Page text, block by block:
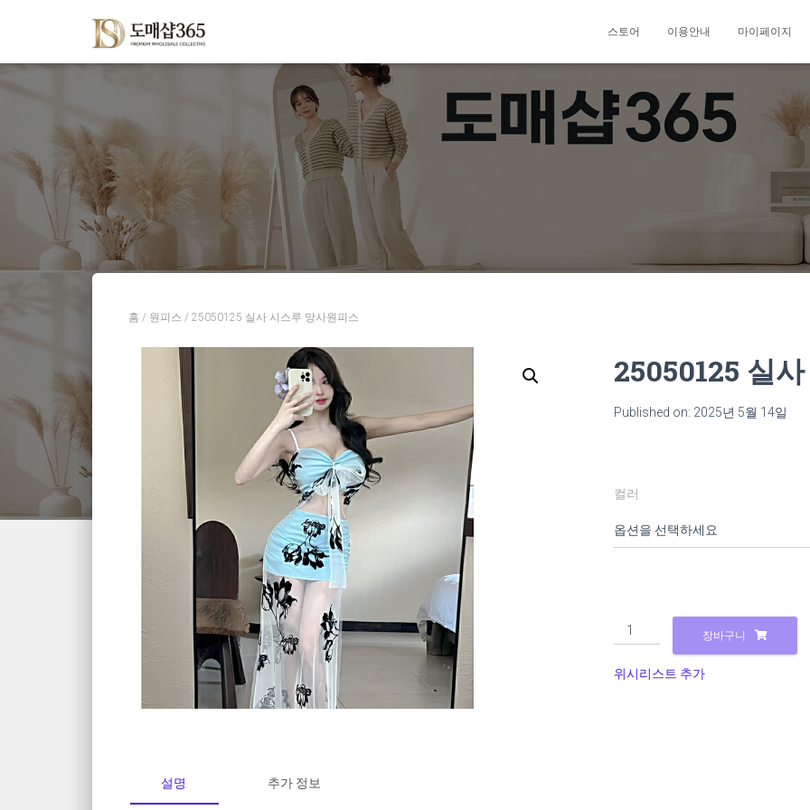
스토어 이용안내 마이페이지
홈 / 원피스 / 25050125 실사 시스루 망사원피스
25050125 실
Published on: 2025년 5월 14일
컬러
25050125
실
사
장바구니
위시리스트 추가
설명 추가 정보